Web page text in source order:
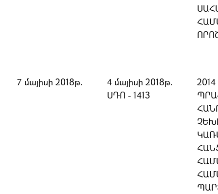
7 մայիսի 2018թ.
4 մայիսի 2018թ.
ՍԴՈ - 1413